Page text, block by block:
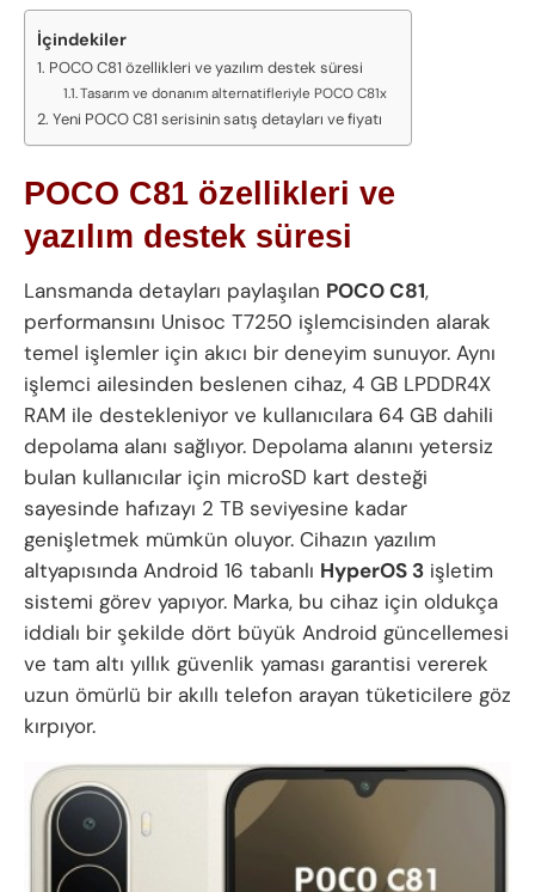
İçindekiler
POCO C81 özellikleri ve yazılım destek süresi
Tasarım ve donanım alternatifleriyle POCO C81x
Yeni POCO C81 serisinin satış detayları ve fiyatı
POCO C81 özellikleri ve
yazılım destek süresi
Lansmanda detayları paylaşılan POCO C81,
performansını Unisoc T7250 işlemcisinden alarak
temel işlemler için akıcı bir deneyim sunuyor. Aynı
işlemci ailesinden beslenen cihaz, 4 GB LPDDR4X
RAM ile destekleniyor ve kullanıcılara 64 GB dahili
depolama alanı sağlıyor. Depolama alanını yetersiz
bulan kullanıcılar için microSD kart desteği
sayesinde hafızayı 2 TB seviyesine kadar
genişletmek mümkün oluyor. Cihazın yazılım
altyapısında Android 16 tabanlı HyperOS 3 işletim
sistemi görev yapıyor. Marka, bu cihaz için oldukça
iddialı bir şekilde dört büyük Android güncellemesi
ve tam altı yıllık güvenlik yaması garantisi vererek
uzun ömürlü bir akıllı telefon arayan tüketicilere göz
kırpıyor.